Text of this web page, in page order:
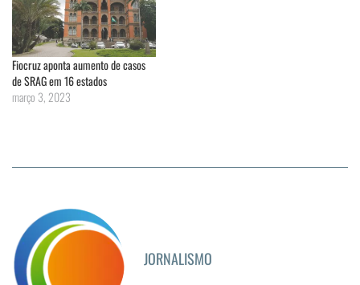
Fiocruz aponta aumento de casos
de SRAG em 16 estados
março 3, 2023
JORNALISMO